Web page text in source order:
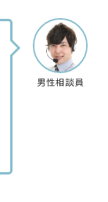
男性相談員